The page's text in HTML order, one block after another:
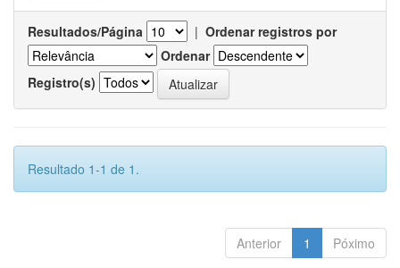
Resultados/Página | Ordenar registros por
Ordenar
Registro(s)
Resultado 1-1 de 1.
Anterior 1 Póximo